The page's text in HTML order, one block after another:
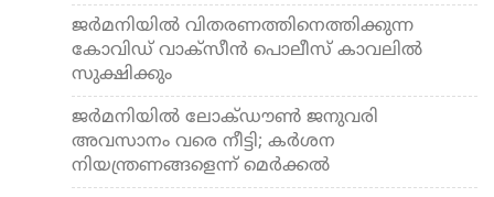
ജര്‍മനിയില്‍ വിതരണത്തിനെത്തിക്കുന്ന
കോവിഡ് വാക്‌സീന്‍ പൊലീസ് കാവലില്‍
സുക്ഷിക്കും
ജര്‍മനിയില്‍ ലോക്ഡൗണ്‍ ജനുവരി
അവസാനം വരെ നീട്ടി; കര്‍ശന
നിയന്ത്രണങ്ങളെന്ന് മെര്‍ക്കല്‍